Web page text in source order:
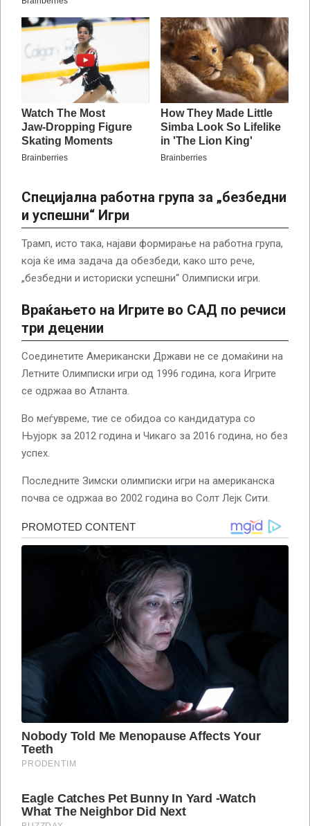
Специјална работна група за „безбедни
и успешни“ Игри
Трамп, исто така, најави формирање на работна група,
која ќе има задача да обезбеди, како што рече,
„безбедни и историски успешни“ Олимписки игри.
Враќањето на Игрите во САД по речиси
три децении
Соединетите Американски Држави не се домаќини на
Летните Олимписки игри од 1996 година, кога Игрите
се одржаа во Атланта.
Во меѓувреме, тие се обидоа со кандидатура со
Њујорк за 2012 година и Чикаго за 2016 година, но без
успех.
Последните Зимски олимписки игри на американска
почва се одржаа во 2002 година во Солт Лејк Сити.